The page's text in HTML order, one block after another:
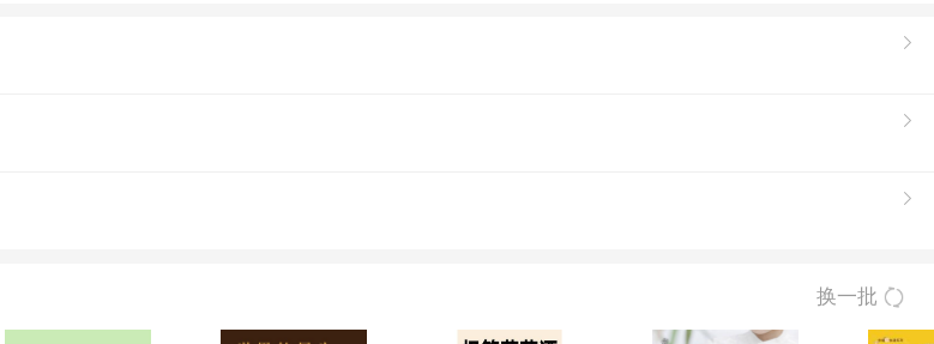
，可以以《品鉴宝典：葡萄酒完全掌握手册》为起，随作者一同踏上探寻葡
“通过酒和食物构筑世界和平”。其感性丰富的品酒文化和独特的料理搭配概
葡萄酒骑士团授）；2004年获得“小银杯骑士”称号（勃艮第葡萄酒骑士团
换一批